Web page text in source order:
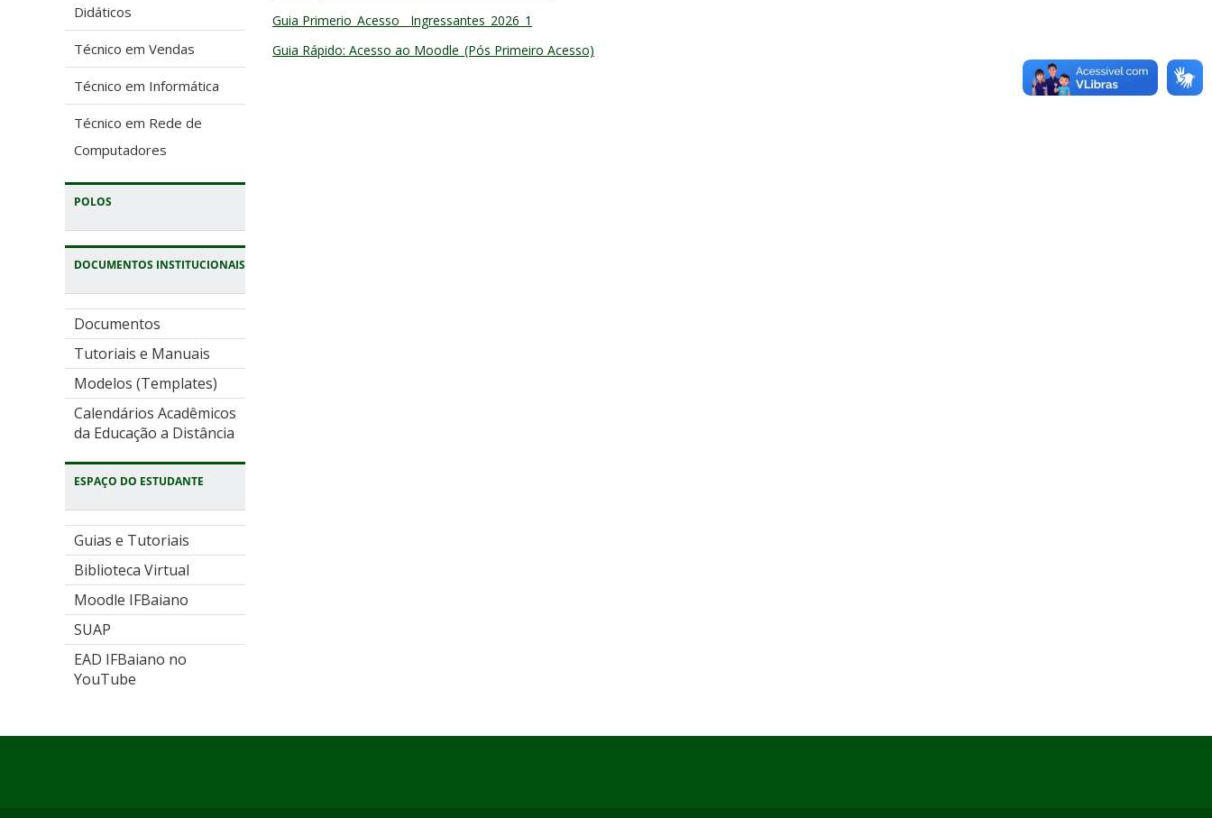
Didáticos
Técnico em Vendas
Técnico em Informática
Técnico em Rede de
Computadores
POLOS
DOCUMENTOS INSTITUCIONAIS
Documentos
Tutoriais e Manuais
Modelos (Templates)
Calendários Acadêmicos
da Educação a Distância
ESPAÇO DO ESTUDANTE
Guias e Tutoriais
Biblioteca Virtual
Moodle IFBaiano
SUAP
EAD IFBaiano no
YouTube
Guia Primerio_Acesso__Ingressantes_2026_1
Guia Rápido: Acesso ao Moodle_(Pós Primeiro Acesso)